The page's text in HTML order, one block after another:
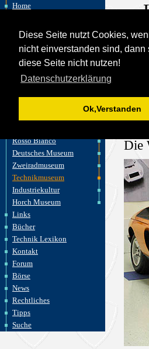
Diese Seite nutzt Cookies,
nicht einverstanden sind, dann
diese Seite nicht nutzen!
Datenschutzerklärung
Ok,Verstanden
Home
Wankelmotor
Fahrzeuge
Flugzeuge
Motorräder
Rosso Bianco
Deutsches Museum
Zweiradmuseum
Technikmuseum
Industriekultur
Horch Museum
Links
Bücher
Technik Lexikon
Kontakt
Forum
Börse
News
Rechtliches
Tipps
Suche
Im
der
Die